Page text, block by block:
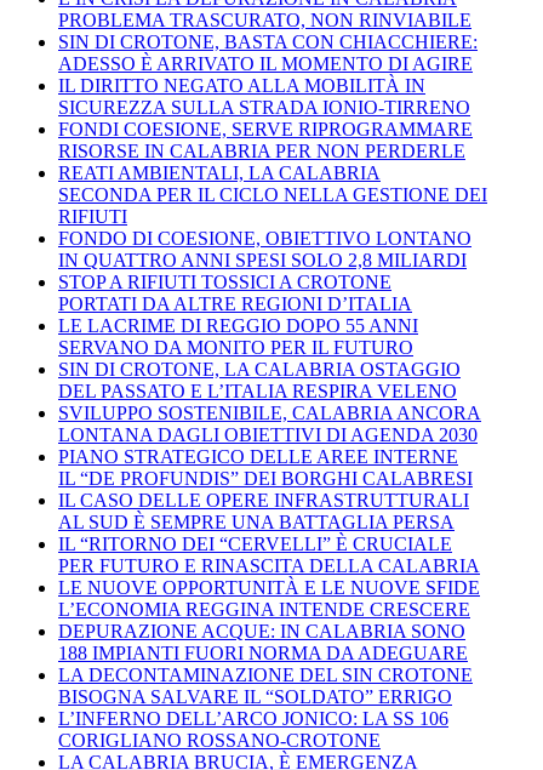
PROBLEMA TRASCURATO, NON RINVIABILE
SIN DI CROTONE, BASTA CON CHIACCHIERE:
ADESSO È ARRIVATO IL MOMENTO DI AGIRE
IL DIRITTO NEGATO ALLA MOBILITÀ IN
SICUREZZA SULLA STRADA IONIO-TIRRENO
FONDI COESIONE, SERVE RIPROGRAMMARE
RISORSE IN CALABRIA PER NON PERDERLE
REATI AMBIENTALI, LA CALABRIA
SECONDA PER IL CICLO NELLA GESTIONE DEI
RIFIUTI
FONDO DI COESIONE, OBIETTIVO LONTANO
IN QUATTRO ANNI SPESI SOLO 2,8 MILIARDI
STOP A RIFIUTI TOSSICI A CROTONE
PORTATI DA ALTRE REGIONI D’ITALIA
LE LACRIME DI REGGIO DOPO 55 ANNI
SERVANO DA MONITO PER IL FUTURO
SIN DI CROTONE, LA CALABRIA OSTAGGIO
DEL PASSATO E L’ITALIA RESPIRA VELENO
SVILUPPO SOSTENIBILE, CALABRIA ANCORA
LONTANA DAGLI OBIETTIVI DI AGENDA 2030
PIANO STRATEGICO DELLE AREE INTERNE
IL “DE PROFUNDIS” DEI BORGHI CALABRESI
IL CASO DELLE OPERE INFRASTRUTTURALI
AL SUD È SEMPRE UNA BATTAGLIA PERSA
IL “RITORNO DEI “CERVELLI” È CRUCIALE
PER FUTURO E RINASCITA DELLA CALABRIA
LE NUOVE OPPORTUNITÀ E LE NUOVE SFIDE
L’ECONOMIA REGGINA INTENDE CRESCERE
DEPURAZIONE ACQUE: IN CALABRIA SONO
188 IMPIANTI FUORI NORMA DA ADEGUARE
LA DECONTAMINAZIONE DEL SIN CROTONE
BISOGNA SALVARE IL “SOLDATO” ERRIGO
L’INFERNO DELL’ARCO JONICO: LA SS 106
CORIGLIANO ROSSANO-CROTONE
LA CALABRIA BRUCIA, È EMERGENZA